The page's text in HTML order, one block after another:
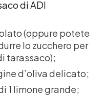
di ADI
(oppure potete
lo zucchero per
tarassaco);
d’oliva delicato;
1 limone grande;